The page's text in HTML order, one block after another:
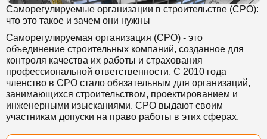
Саморегулируемые организации в строительстве (СРО):
что это такое и зачем они нужны
Саморегулируемая организация (СРО) - это
объединение строительных компаний, созданное для
контроля качества их работы и страхования
профессиональной ответственности. С 2010 года
членство в СРО стало обязательным для организаций,
занимающихся строительством, проектированием и
инженерными изысканиями. СРО выдают своим
участникам допуски на право работы в этих сферах.